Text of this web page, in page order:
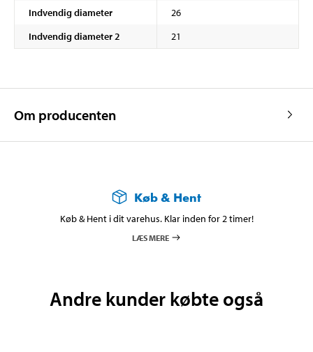
Indvendig diameter
26
Indvendig diameter 2
21
Om producenten
Køb & Hent
Køb & Hent i dit varehus. Klar inden for 2 timer!
LÆS MERE
Andre kunder købte også